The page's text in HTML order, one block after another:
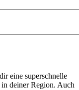
eine superschnelle
in deiner Region. Auch